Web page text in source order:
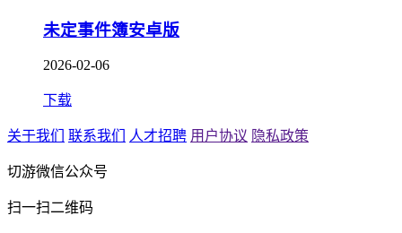
未定事件簿安卓版
2026-02-06
下载
关于我们 联系我们 人才招聘 用户协议 隐私政策
切游微信公众号
扫一扫二维码